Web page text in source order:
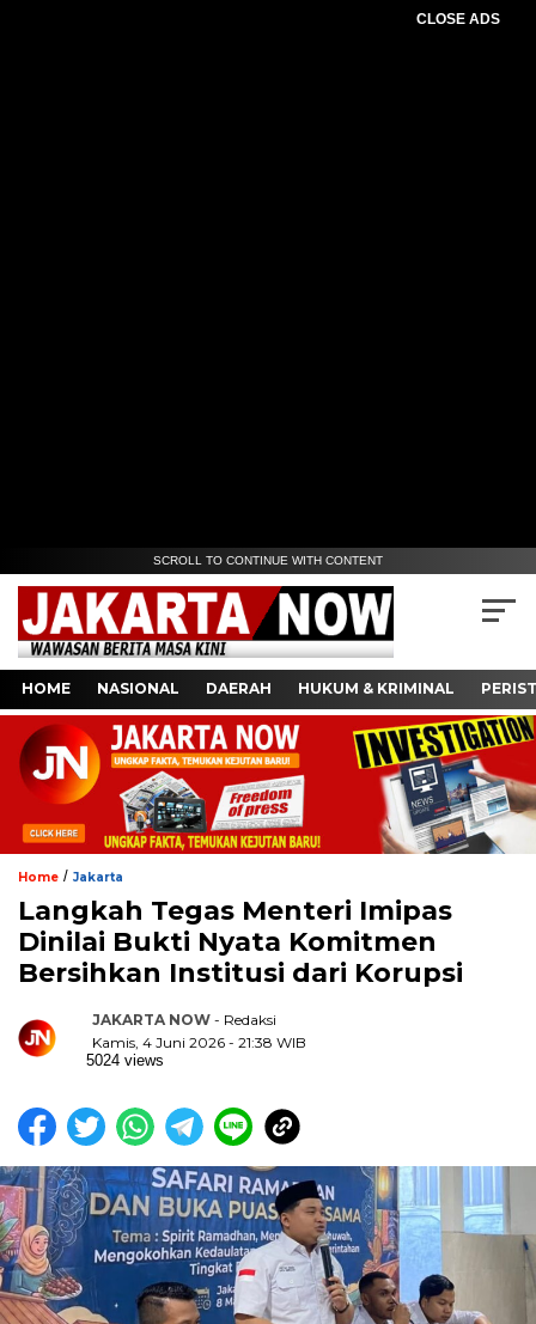
CLOSE ADS
SCROLL TO CONTINUE WITH CONTENT
HOME NASIONAL DAERAH HUKUM & KRIMINAL
Home / Jakarta
Langkah Tegas Menteri Imipas
Dinilai Bukti Nyata Komitmen
Bersihkan Institusi dari Korupsi
JAKARTA NOW - Redaksi
Kamis, 4 Juni 2026 - 21:38 WIB
5024 views